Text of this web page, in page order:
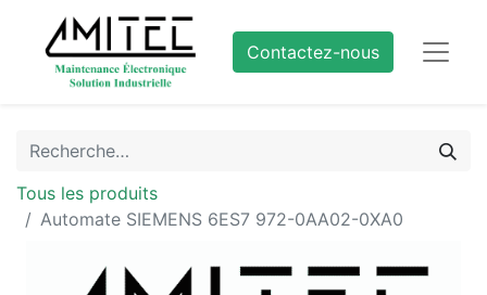
Contactez-nous
Tous les produits
Automate SIEMENS 6ES7 972-0AA02-0XA0